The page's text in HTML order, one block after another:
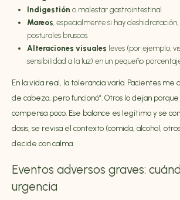
Indigestión o malestar gastrointestinal.
Mareos, especialmente si hay
posturales bruscos.
Alteraciones visuales leves (por ejemplo,
sensibilidad a la luz) en un pequeño
En la vida real, la tolerancia varía. Pacientes me
de cabeza, pero funcionó”. Otros lo dejan
compensa poco. Ese balance es legítimo y se
dosis, se revisa el contexto (comida, alcohol,
decide con calma.
Eventos adversos graves:
urgencia